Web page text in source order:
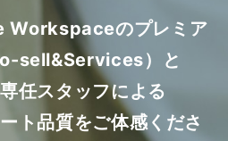
Workspaceのプレミア
sell&Services）と
任スタッフによる
ト品質をご体感くださ